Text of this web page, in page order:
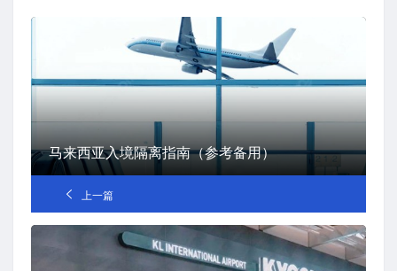
马来西亚入境隔离指南（参考备用）
上一篇